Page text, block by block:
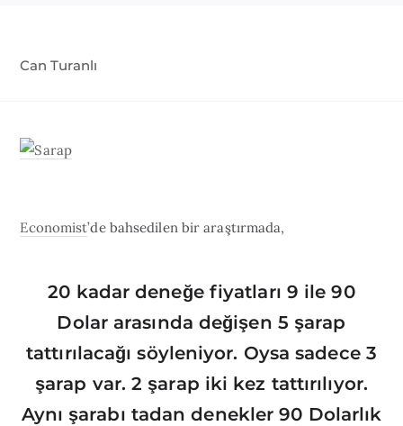
Can Turanlı
Economist’de bahsedilen bir araştırmada,
20 kadar deneğe fiyatları 9 ile 90
Dolar arasında değişen 5 şarap
tattırılacağı söyleniyor. Oysa sadece 3
şarap var. 2 şarap iki kez tattırılıyor.
Aynı şarabı tadan denekler 90 Dolarlık